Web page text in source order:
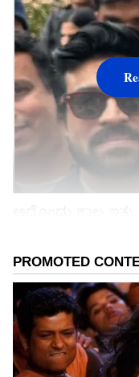
ಮೆರೆಯುತ್ತಿತ್ತು.
ಚಲನಚಿತ್ರಗಳಿಗೆ
ಮಾತ್ರ